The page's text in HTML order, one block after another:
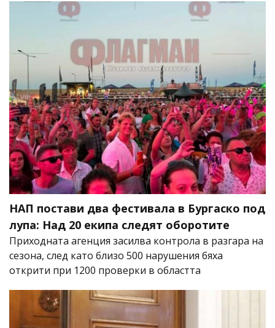
НАП постави два фестивала в Бургаско под
лупа: Над 20 екипа следят оборотите
Приходната агенция засилва контрола в разгара на
сезона, след като близо 500 нарушения бяха
открити при 1200 проверки в областта